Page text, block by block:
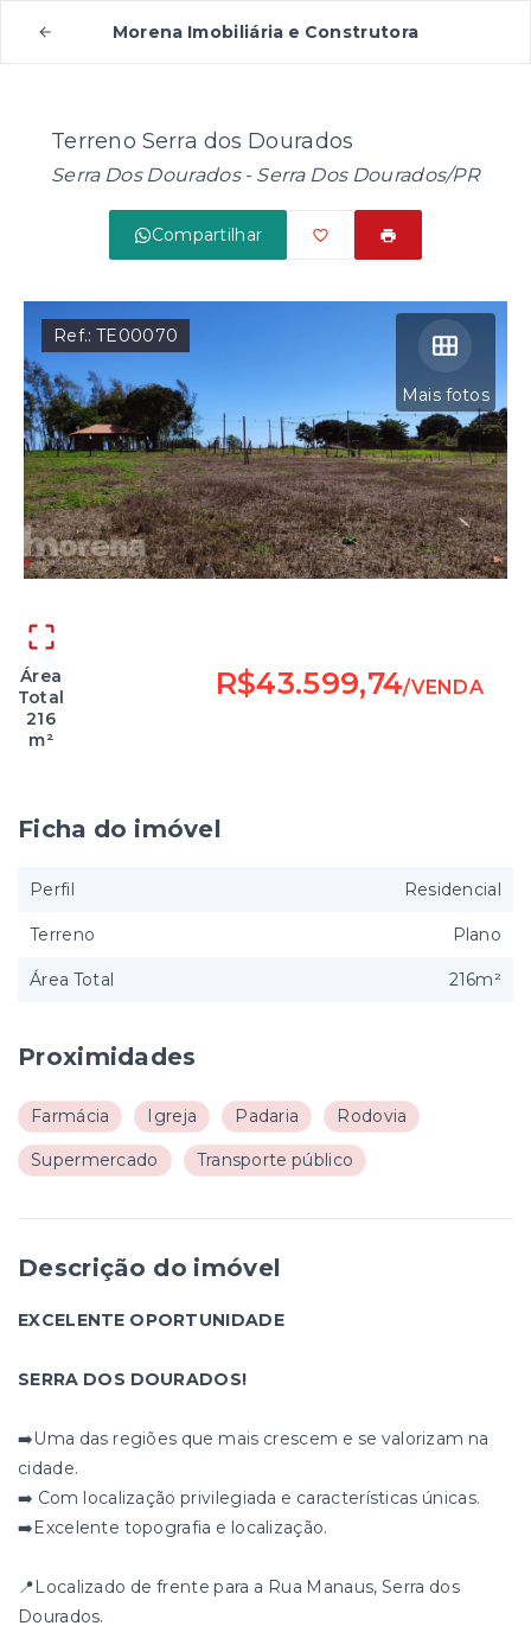
Morena Imobiliária e Construtora
Terreno Serra dos Dourados
Serra Dos Dourados - Serra Dos Dourados/PR
Compartilhar
Mais fotos
Ref.:TE00070
Área
Total
216
m²
R$43.599,74/VENDA
Proximidades
Farmácia Igreja Padaria Rodovia
Supermercado Transporte público
Descrição do imóvel
EXCELENTE OPORTUNIDADE
SERRA DOS DOURADOS!
➡️Uma das regiões que mais crescem e se valorizam na
cidade.
➡️ Com localização privilegiada e características únicas.
➡️Excelente topografia e localização.
📍Localizado de frente para a Rua Manaus, Serra dos
Dourados.
Ficha do imóvel
Perfil Residencial
Terreno Plano
Área Total 216m²